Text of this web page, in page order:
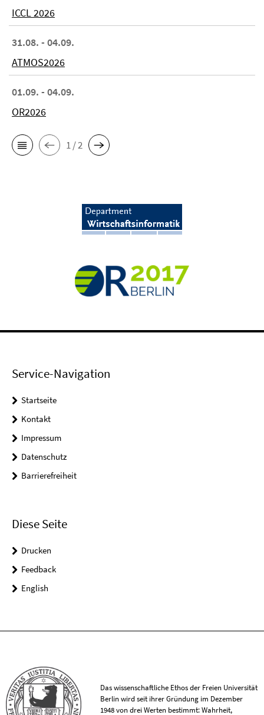
ICCL 2026
31.08. - 04.09.
ATMOS2026
01.09. - 04.09.
OR2026
1 / 2
Service-Navigation
Startseite
Kontakt
Impressum
Datenschutz
Barrierefreiheit
Diese Seite
Drucken
Feedback
English
Das wissenschaftliche Ethos der Freien Universität
Berlin wird seit ihrer Gründung im Dezember
1948 von drei Werten bestimmt: Wahrheit,